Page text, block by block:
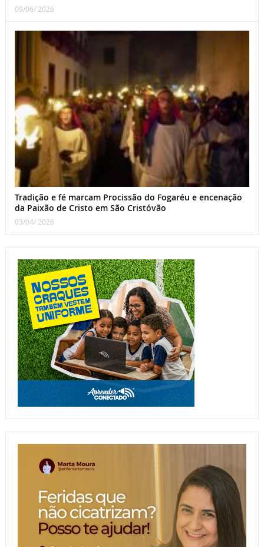
09/06/ 2026
Tradição e fé marcam Procissão do Fogaréu e encenação
da Paixão de Cristo em São Cristóvão
03/04/ 2026